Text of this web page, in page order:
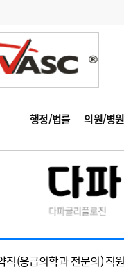
행정/법률 의원/병원
금주의 검
1
의사인
2
성분명
3
AI의료
4
전공의
인사
칼럼
초대석
포토뉴스
지역병원
행정처분
년 하반기 인턴 모집
취통증의학과 임기제 임상의
직(응급의학과 전문의) 직